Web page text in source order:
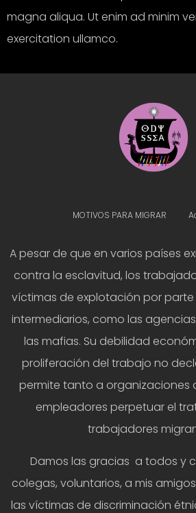
magna aliqua. Ut enim ad minim
exercitation ullamco.
MOTIVOS PARA MIGRAR
A pesar de que en varios países
contra la esclavitud, los
víctimas de explotación por
intermediarios, como las
las mafias. Su debilidad
proliferación del trabajo no
permite tanto a organizaciones
empleadores perpetuar el
trabajadores
Damos las gracias a todos y
colegas, voluntarios, a mis
las víctimas de discriminación